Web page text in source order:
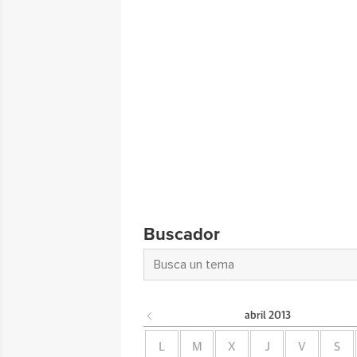
Buscador
abril 2013
L M X J V S